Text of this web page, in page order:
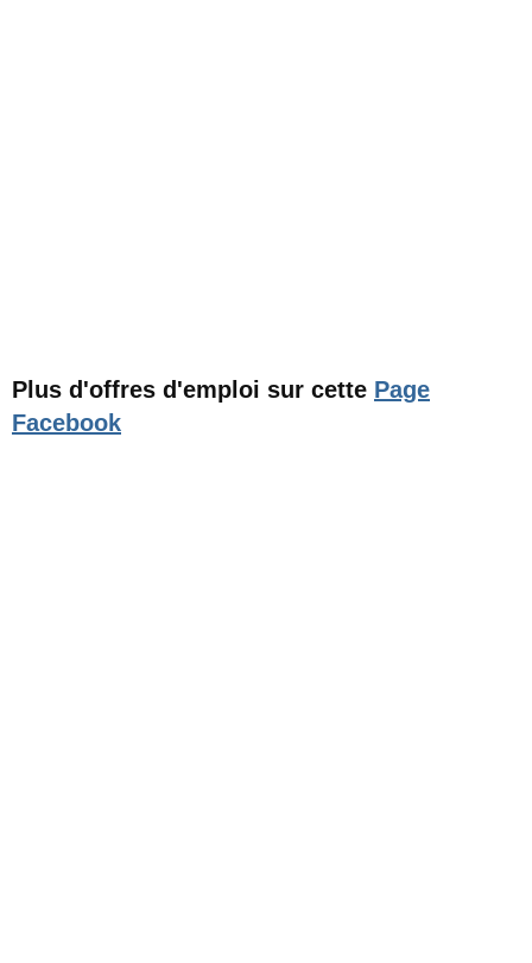
Plus d'offres d'emploi sur cette Page
Facebook